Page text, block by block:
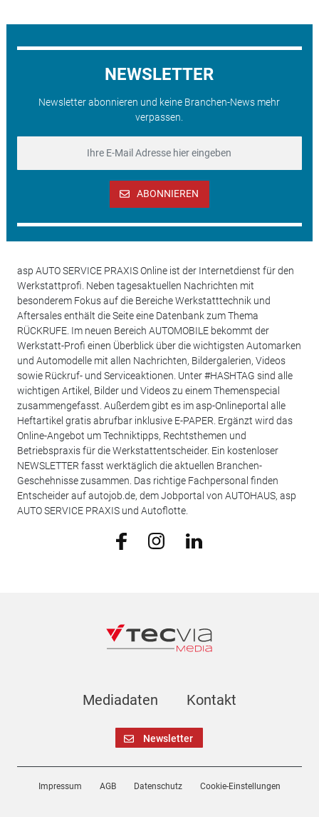
NEWSLETTER
Newsletter abonnieren und keine Branchen-News mehr
verpassen.
ABONNIEREN
asp AUTO SERVICE PRAXIS Online ist der Internetdienst für den
Werkstattprofi. Neben tagesaktuellen Nachrichten mit
besonderem Fokus auf die Bereiche Werkstatttechnik und
Aftersales enthält die Seite eine Datenbank zum Thema
RÜCKRUFE. Im neuen Bereich AUTOMOBILE bekommt der
Werkstatt-Profi einen Überblick über die wichtigsten Automarken
und Automodelle mit allen Nachrichten, Bildergalerien, Videos
sowie Rückruf- und Serviceaktionen. Unter #HASHTAG sind alle
wichtigen Artikel, Bilder und Videos zu einem Themenspecial
zusammengefasst. Außerdem gibt es im asp-Onlineportal alle
Heftartikel gratis abrufbar inklusive E-PAPER. Ergänzt wird das
Online-Angebot um Techniktipps, Rechtsthemen und
Betriebspraxis für die Werkstattentscheider. Ein kostenloser
NEWSLETTER fasst werktäglich die aktuellen Branchen-
Geschehnisse zusammen. Das richtige Fachpersonal finden
Entscheider auf autojob.de, dem Jobportal von AUTOHAUS, asp
AUTO SERVICE PRAXIS und Autoflotte.
Mediadaten Kontakt
Newsletter
Impressum AGB Datenschutz Cookie-Einstellungen